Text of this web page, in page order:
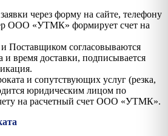
через форму на сайте, телефону
ООО «УТМК» формирует счет на
Поставщиком согласовываются
и время доставки, подписывается
и сопутствующих услуг (резка,
юридическим лицом по
на расчетный счет ООО «УТМК».